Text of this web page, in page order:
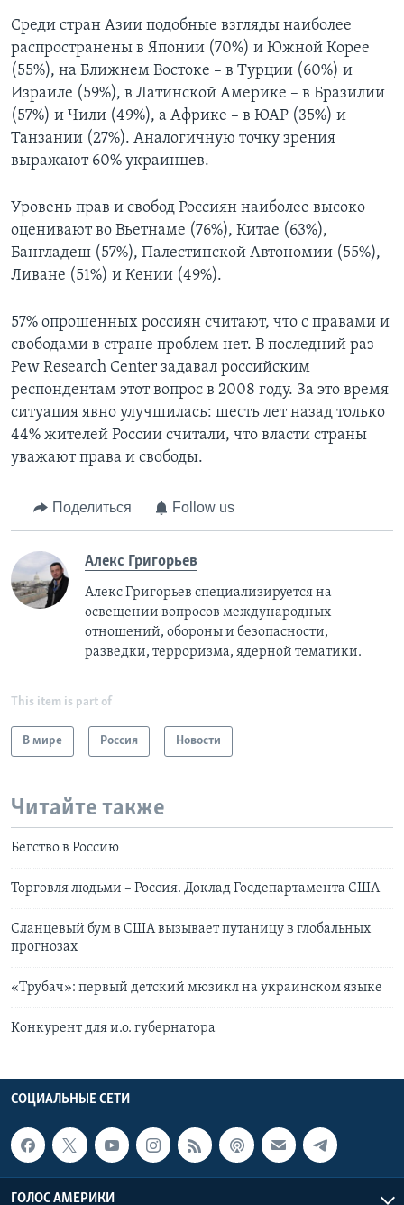
Среди стран Азии подобные взгляды наиболее
распространены в Японии (70%) и Южной Корее
(55%), на Ближнем Востоке – в Турции (60%) и
Израиле (59%), в Латинской Америке – в Бразилии
(57%) и Чили (49%), а Африке – в ЮАР (35%) и
Танзании (27%). Аналогичную точку зрения
выражают 60% украинцев.
Уровень прав и свобод Россиян наиболее высоко
оценивают во Вьетнаме (76%), Китае (63%),
Бангладеш (57%), Палестинской Автономии (55%),
Ливане (51%) и Кении (49%).
57% опрошенных россиян считают, что с правами и
свободами в стране проблем нет. В последний раз
Pew Research Center задавал российским
респондентам этот вопрос в 2008 году. За это время
ситуация явно улучшилась: шесть лет назад только
44% жителей России считали, что власти страны
уважают права и свободы.
Поделиться Follow us
Алекс Григорьев
Алекс Григорьев специализируется на
освещении вопросов международных
отношений, обороны и безопасности,
разведки, терроризма, ядерной тематики.
This item is part of
В мире Россия Новости
Читайте также
Бегство в Россию
Торговля людьми – Россия. Доклад Госдепартамента США
Сланцевый бум в США вызывает путаницу в глобальных
прогнозах
«Трубач»: первый детский мюзикл на украинском языке
Конкурент для и.о. губернатора
СОЦИАЛЬНЫЕ СЕТИ
ГОЛОС АМЕРИКИ